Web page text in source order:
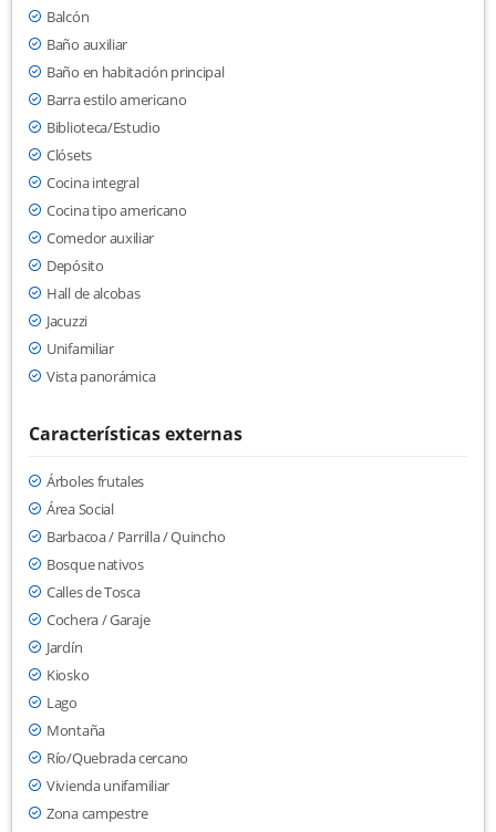
Balcón
Baño auxiliar
Baño en habitación principal
Barra estilo americano
Biblioteca/Estudio
Clósets
Cocina integral
Cocina tipo americano
Comedor auxiliar
Depósito
Hall de alcobas
Jacuzzi
Unifamiliar
Vista panorámica
Características externas
Árboles frutales
Área Social
Barbacoa / Parrilla / Quincho
Bosque nativos
Calles de Tosca
Cochera / Garaje
Jardín
Kiosko
Lago
Montaña
Río/Quebrada cercano
Vivienda unifamiliar
Zona campestre